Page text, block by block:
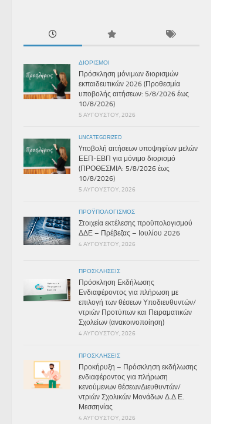
ΔΙΟΡΙΣΜΟΊ
Πρόσκληση μόνιμων διορισμών
εκπαιδευτικών 2026 (Προθεσμία
υποβολής αιτήσεων: 5/8/2026 έως
10/8/2026)
5 ΑΥΓΟΎΣΤΟΥ, 2026
UNCATEGORIZED
Yποβολή αιτήσεων υποψηφίων μελών
ΕΕΠ-ΕΒΠ για μόνιμο διορισμό
(ΠΡΟΘΕΣΜΙΑ: 5/8/2026 έως
10/8/2026)
5 ΑΥΓΟΎΣΤΟΥ, 2026
ΠΡΟΫΠΟΛΟΓΙΣΜΌΣ
Στοιχεία εκτέλεσης προϋπολογισμού
ΔΔΕ – Πρέβεζας – Ιουλίου 2026
4 ΑΥΓΟΎΣΤΟΥ, 2026
ΠΡΟΣΚΛΉΣΕΙΣ
Πρόσκληση Εκδήλωσης
Ενδιαφέροντος για πλήρωση με
επιλογή των θέσεων Υποδιευθυντών/
ντριών Προτύπων και Πειραματικών
Σχολείων (ανακοινοποίηση)
4 ΑΥΓΟΎΣΤΟΥ, 2026
ΠΡΟΣΚΛΉΣΕΙΣ
Προκήρυξη – Πρόσκληση εκδήλωσης
ενδιαφέροντος για πλήρωση
κενούμενων θέσεωνΔιευθυντών/
ντριών Σχολικών Μονάδων Δ.Δ.Ε.
Μεσσηνίας
4 ΑΥΓΟΎΣΤΟΥ, 2026